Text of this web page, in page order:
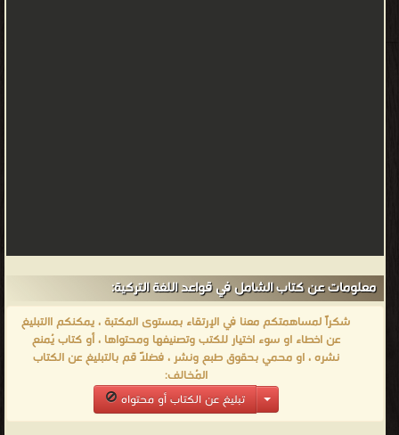
معلومات عن كتاب الشامل في قواعد اللغة التركية:
شكراً لمساهمتكم معنا في الإرتقاء بمستوى المكتبة ، يمكنكم االتبليغ
عن اخطاء او سوء اختيار للكتب وتصنيفها ومحتواها ، أو كتاب يُمنع
نشره ، او محمي بحقوق طبع ونشر ، فضلاً قم بالتبليغ عن الكتاب
المُخالف:
تبليغ عن الكتاب أو محتواه